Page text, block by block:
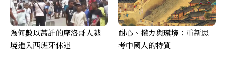
為何數以萬計的摩洛哥人越
境進入西班牙休達
耐心、權力與環境：重新思
考中國人的特質